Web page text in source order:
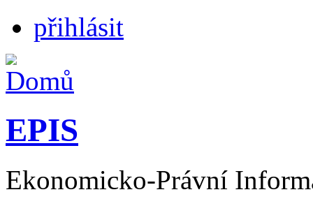
přihlásit
EPIS
Ekonomicko-Právní